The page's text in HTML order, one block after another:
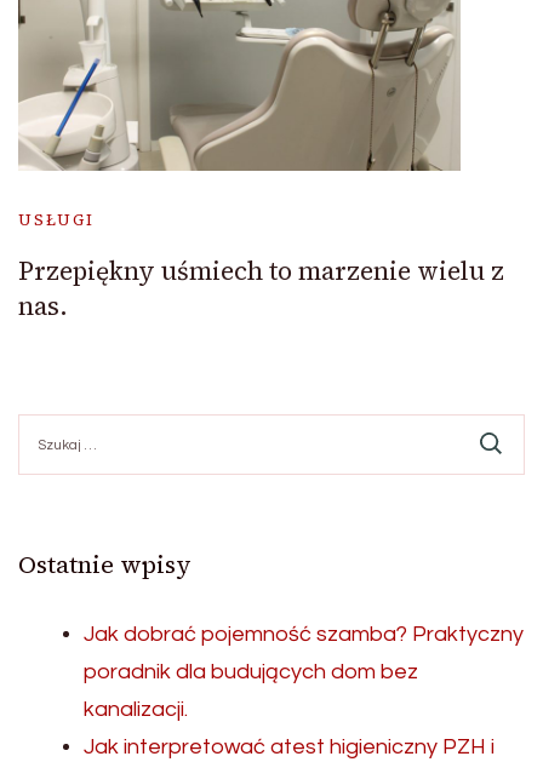
USŁUGI
Przepiękny uśmiech to marzenie wielu z
nas.
Ostatnie wpisy
Jak dobrać pojemność szamba? Praktyczny
poradnik dla budujących dom bez
kanalizacji.
Jak interpretować atest higieniczny PZH i